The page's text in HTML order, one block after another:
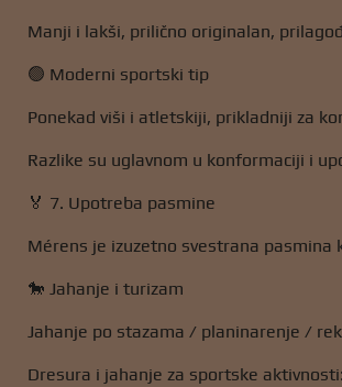
Manji i lakši, prilično originalan,
🟢 Moderni sportski tip
Ponekad viši i atletskiji, prikladniji za
Razlike su uglavnom u konformaciji i
🏅 7. Upotreba pasmine
Mérens je izuzetno svestrana
🐎 Jahanje i turizam
Jahanje po stazama / planinarenje /
Dresura i jahanje za sportske